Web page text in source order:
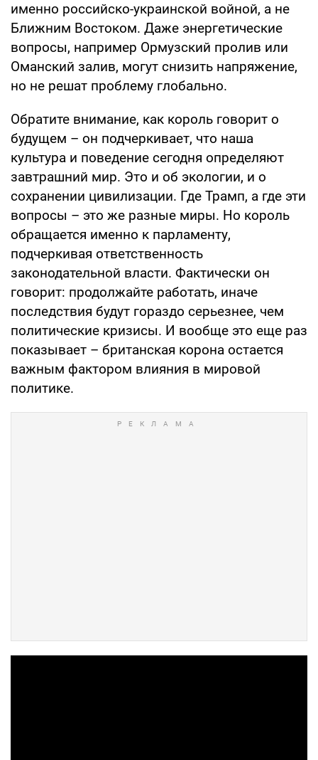
именно российско-украинской войной, а не
Ближним Востоком. Даже энергетические
вопросы, например Ормузский пролив или
Оманский залив, могут снизить напряжение,
но не решат проблему глобально.
Обратите внимание, как король говорит о
будущем – он подчеркивает, что наша
культура и поведение сегодня определяют
завтрашний мир. Это и об экологии, и о
сохранении цивилизации. Где Трамп, а где эти
вопросы – это же разные миры. Но король
обращается именно к парламенту,
подчеркивая ответственность
законодательной власти. Фактически он
говорит: продолжайте работать, иначе
последствия будут гораздо серьезнее, чем
политические кризисы. И вообще это еще раз
показывает – британская корона остается
важным фактором влияния в мировой
политике.